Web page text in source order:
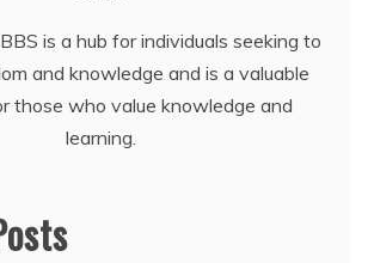
is a hub for individuals seeking to
and knowledge and is a valuable
those who value knowledge and
learning.